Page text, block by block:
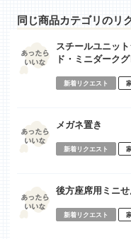
同じ商品カテゴリのリ
スチールユニッ
ド・ミニダークグ
新着リクエスト
メガネ置き
新着リクエスト
後方座席用ミニせ
新着リクエスト